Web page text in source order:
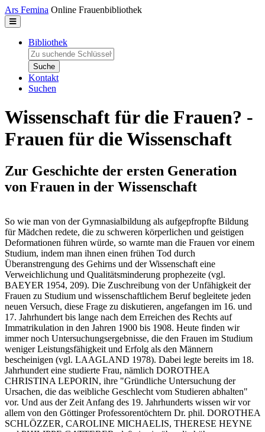
Direkt zum Inhalt
Ars Femina Online Frauenbibliothek
Bibliothek
Zu suchende Schlüsselwörter
Kontakt
Suchen
Wissenschaft für die Frauen? -
Frauen für die Wissenschaft
Zur Geschichte der ersten Generation
von Frauen in der Wissenschaft
So wie man von der Gymnasialbildung als aufgepfropfte Bildung
für Mädchen redete, die zu schweren körperlichen und geistigen
Deformationen führen würde, so warnte man die Frauen vor einem
Studium, indem man ihnen einen frühen Tod durch
Überanstrengung des Gehirns und der Wissenschaft eine
Verweichlichung und Qualitätsminderung prophezeite (vgl.
BAEYER 1954, 209). Die Zuschreibung von der Unfähigkeit der
Frauen zu Studium und wissenschaftlichem Beruf begleitete jeden
neuen Versuch, diese Frage zu diskutieren, angefangen im 16. und
17. Jahrhundert bis lange nach dem Erreichen des Rechts auf
Immatrikulation in den Jahren 1900 bis 1908. Heute finden wir
immer noch Untersuchungsergebnisse, die den Frauen im Studium
weniger Leistungsfähigkeit und Erfolg als den Männern
bescheinigen (vgl. LAAGLAND 1978). Dabei legte bereits im 18.
Jahrhundert eine studierte Frau, nämlich DOROTHEA
CHRISTINA LEPORIN, ihre "Gründliche Untersuchung der
Ursachen, die das weibliche Geschlecht vom Studieren abhalten"
vor. Und aus der Zeit Anfang des 19. Jahrhunderts wissen wir vor
allem von den Göttinger Professorentöchtern Dr. phil. DOROTHEA
SCHLÖZZER, CAROLINE MICHAELIS, THERESE HEYNE